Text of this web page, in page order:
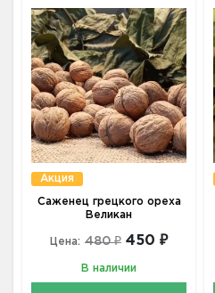
Акция
Саженец грецкого ореха
Великан
Цена: 480 ₽ 450 ₽
В наличии